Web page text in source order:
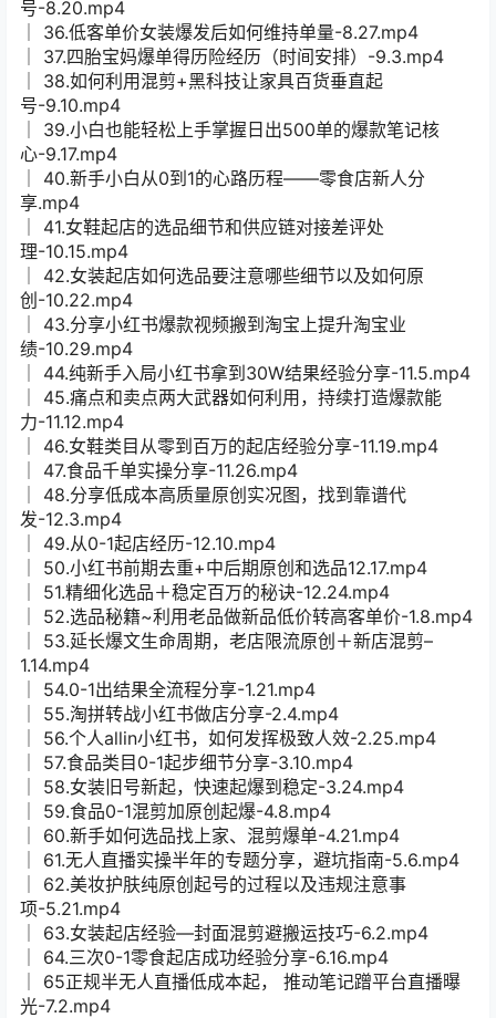
号-8.20.mp4
│ 36.低客单价女装爆发后如何维持单量-8.27.mp4
│ 37.四胎宝妈爆单得历险经历（时间安排）-9.3.mp4
│ 38.如何利用混剪+黑科技让家具百货垂直起
号-9.10.mp4
│ 39.小白也能轻松上手掌握日出500单的爆款笔记核
心-9.17.mp4
│ 40.新手小白从0到1的心路历程——零食店新人分
享.mp4
│ 41.女鞋起店的选品细节和供应链对接差评处
理-10.15.mp4
│ 42.女装起店如何选品要注意哪些细节以及如何原
创-10.22.mp4
│ 43.分享小红书爆款视频搬到淘宝上提升淘宝业
绩-10.29.mp4
│ 44.纯新手入局小红书拿到30W结果经验分享-11.5.mp4
│ 45.痛点和卖点两大武器如何利用，持续打造爆款能
力-11.12.mp4
│ 46.女鞋类目从零到百万的起店经验分享-11.19.mp4
│ 47.食品千单实操分享-11.26.mp4
│ 48.分享低成本高质量原创实况图，找到靠谱代
发-12.3.mp4
│ 49.从0-1起店经历-12.10.mp4
│ 50.小红书前期去重+中后期原创和选品12.17.mp4
│ 51.精细化选品＋稳定百万的秘诀-12.24.mp4
│ 52.选品秘籍~利用老品做新品低价转高客单价-1.8.mp4
│ 53.延长爆文生命周期，老店限流原创＋新店混剪–
1.14.mp4
│ 54.0-1出结果全流程分享-1.21.mp4
│ 55.淘拼转战小红书做店分享-2.4.mp4
│ 56.个人allin小红书，如何发挥极致人效-2.25.mp4
│ 57.食品类目0-1起步细节分享-3.10.mp4
│ 58.女装旧号新起，快速起爆到稳定-3.24.mp4
│ 59.食品0-1混剪加原创起爆-4.8.mp4
│ 60.新手如何选品找上家、混剪爆单-4.21.mp4
│ 61.无人直播实操半年的专题分享，避坑指南-5.6.mp4
│ 62.美妆护肤纯原创起号的过程以及违规注意事
项-5.21.mp4
│ 63.女装起店经验—封面混剪避搬运技巧-6.2.mp4
│ 64.三次0-1零食起店成功经验分享-6.16.mp4
│ 65正规半无人直播低成本起， 推动笔记蹭平台直播曝
光-7.2.mp4